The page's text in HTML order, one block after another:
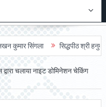
सिंगला सिद्धपीठ श्री हनुमान
द्वारा चलाया नाइट डोमिनेशन चेकिंग